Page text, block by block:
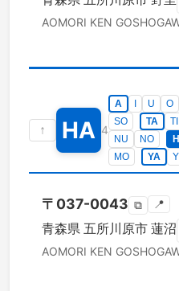
AOMORI KEN
↑ HA 4
A U O
SO
TA TI
NU
NO
MO
YA
〒 037-0043 ⧉ 📍
青森県 五所川原市 蓮沼
AOMORI KEN